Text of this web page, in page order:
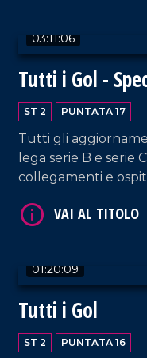
03:11:06
Tutti i Gol -
ST 2 PUNTATA 17
Tutti gli
lega serie B e serie
collegamenti e
01:20:09
Tutti i Gol
ST 2 PUNTATA 16